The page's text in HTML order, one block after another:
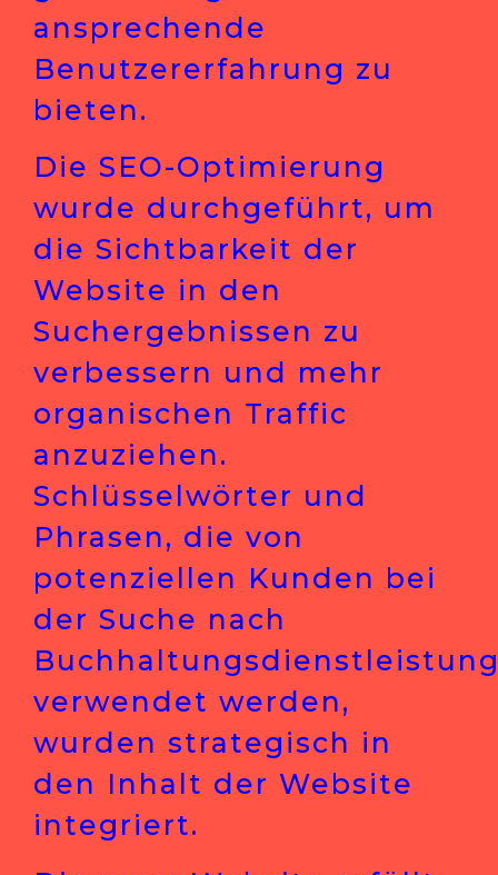
ansprechende
Benutzererfahrung zu
bieten.
Die SEO-Optimierung
wurde durchgeführt, um
die Sichtbarkeit der
Website in den
Suchergebnissen zu
verbessern und mehr
organischen Traffic
anzuziehen.
Schlüsselwörter und
Phrasen, die von
potenziellen Kunden bei
der Suche nach
verwendet werden,
wurden strategisch in
den Inhalt der Website
integriert.